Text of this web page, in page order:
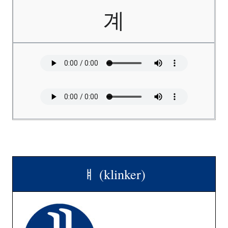
계
ㅒ (klinker)